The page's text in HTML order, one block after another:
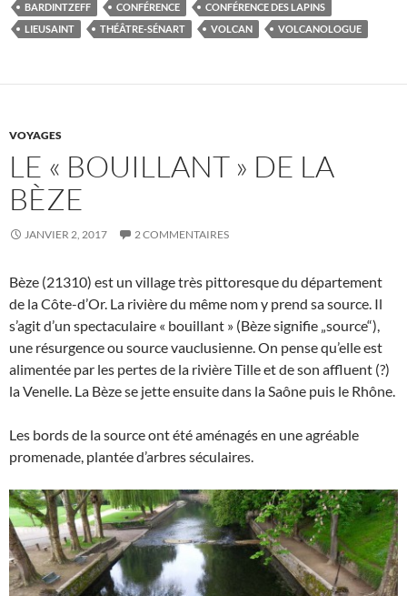
BARDINTZEFF CONFÉRENCE
CONFÉRENCE DES LAPINS
LIEUSAINT
THÉÂTRE-SÉNART VOLCAN VOLCANOLOGUE
VOYAGES
LE « BOUILLANT » DE LA
BÈZE
JANVIER 2, 2017 2 COMMENTAIRES
Bèze (21310) est un village très pittoresque du département
de la Côte-d’Or. La rivière du même nom y prend sa source. Il
s’agit d’un spectaculaire « bouillant » (Bèze signifie „source“),
une résurgence ou source vauclusienne. On pense qu’elle est
alimentée par les pertes de la rivière Tille et de son affluent (?)
la Venelle. La Bèze se jette ensuite dans la Saône puis le Rhône.
Les bords de la source ont été aménagés en une agréable
promenade, plantée d’arbres séculaires.